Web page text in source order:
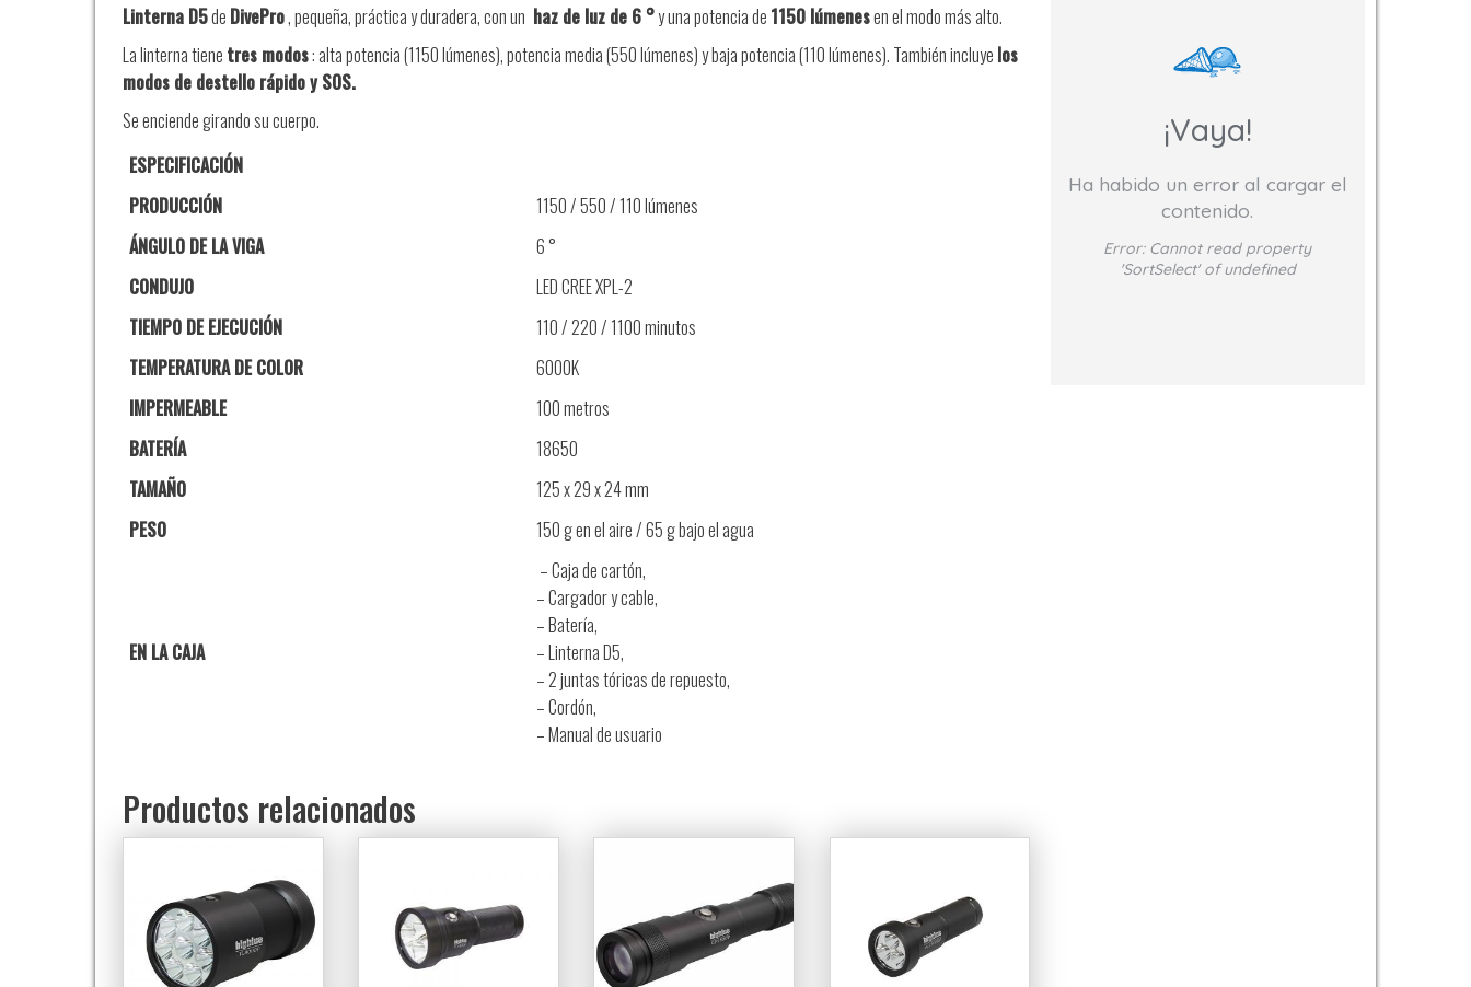
Linterna D5de DivePro, pequeña, práctica y duradera, con un haz de luz de 6°y una potencia de 1150 lúmenesen el modo más alto.
La linterna tiene tres modos: alta potencia (1150 lúmenes), potencia media (550 lúmenes) y baja potencia (110 lúmenes). También incluye los
modos de destello rápido y SOS.
Se enciende girando su cuerpo.
ESPECIFICACIÓN
PRODUCCIÓN
1150 / 550 / 110 lúmenes
ÁNGULO DE LA VIGA
6°
CONDUJO
LED CREE XPL-2
TIEMPO DE EJECUCIÓN
110 / 220 / 1100 minutos
TEMPERATURA DE COLOR
6000K
IMPERMEABLE
100 metros
BATERÍA
18650
TAMAÑO
125 x 29 x 24 mm
PESO
150 g en el aire / 65 g bajo el agua
EN LA CAJA
– Caja de cartón,
– Cargador y cable,
– Batería,
– Linterna D5,
– 2 juntas tóricas de repuesto,
– Cordón,
– Manual de usuario
Productos relacionados
¡Vaya!
Ha habido un error al cargar el
contenido.
Error: Cannot read property
'SortSelect' of undefined